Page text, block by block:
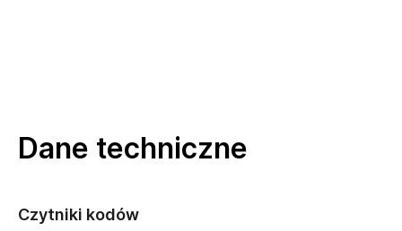
Dane techniczne
Czytniki kodów